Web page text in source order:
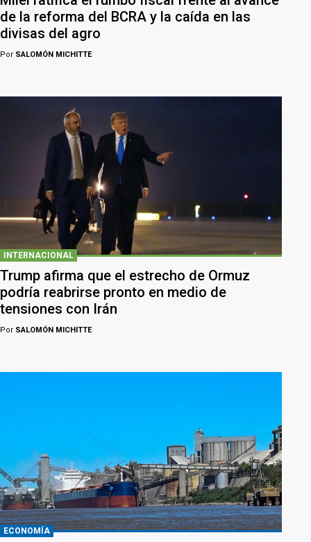
de la reforma del BCRA y la caída en las
divisas del agro
Por SALOMÓN MICHITTE
INTERNACIONAL
Trump afirma que el estrecho de Ormuz
podría reabrirse pronto en medio de
tensiones con Irán
Por SALOMÓN MICHITTE
ECONOMÍA